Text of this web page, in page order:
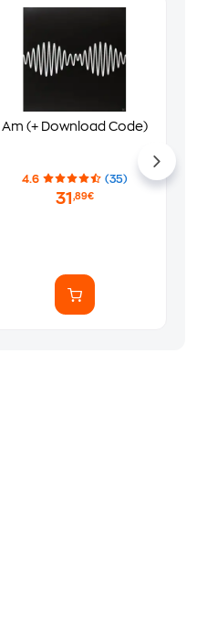
Am (+ Download Code)
4.6 (35)
31 ,89€